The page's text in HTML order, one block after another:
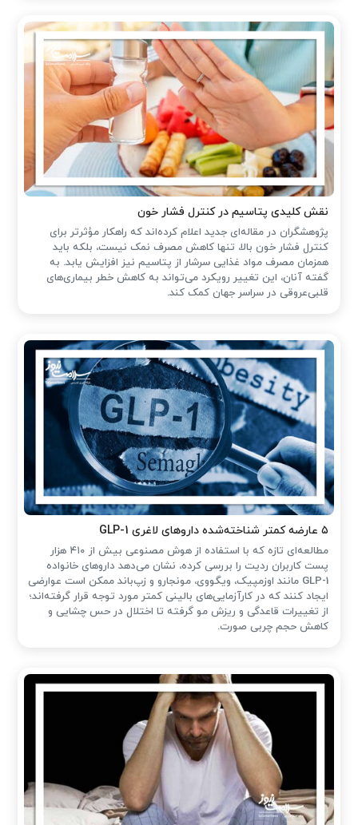
نقش کلیدی پتاسیم در کنترل فشار خون
پژوهشگران در مقاله‌ای جدید اعلام کرده‌اند که راهکار مؤثرتر برای
کنترل فشار خون بالا، تنها کاهش مصرف نمک نیست، بلکه باید
همزمان مصرف مواد غذایی سرشار از پتاسیم نیز افزایش یابد. به
گفته آنان، این تغییر رویکرد می‌تواند به کاهش خطر بیماری‌های
قلبی‌عروقی در سراسر جهان کمک کند.
۵ عارضه کمتر شناخته‌شده داروهای لاغری GLP-1
مطالعه‌ای تازه که با استفاده از هوش مصنوعی بیش از ۴۱۰ هزار
پست کاربران ردیت را بررسی کرده، نشان می‌دهد داروهای خانواده
GLP-1 مانند اوزمپیک، ویگووی، مونجارو و زپ‌باند ممکن است عوارضی
ایجاد کنند که در کارآزمایی‌های بالینی کمتر مورد توجه قرار گرفته‌اند؛
از تغییرات قاعدگی و ریزش مو گرفته تا اختلال در حس چشایی و
کاهش حجم چربی صورت.